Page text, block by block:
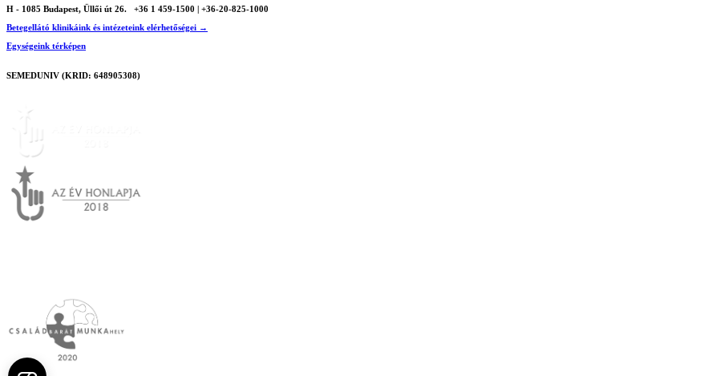
H - 1085 Budapest, Üllői út 26.
+36 1 459-1500 | +36-20-825-1000
Betegellátó klinikáink és intézeteink elérhetőségei →
Egységeink térképen
SEMEDUNIV (KRID: 648905308)